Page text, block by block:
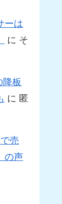
ーは
に そ
降板
に 匿
売
の声